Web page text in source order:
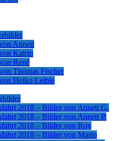
Annett
Katrin
René
Thomas Fischer
Heiko Leible
2018 – Bilder von Annett G.
2018 – Bilder von Annett P.
2018 – Bilder von Roy
2018 – Bilder von Mario